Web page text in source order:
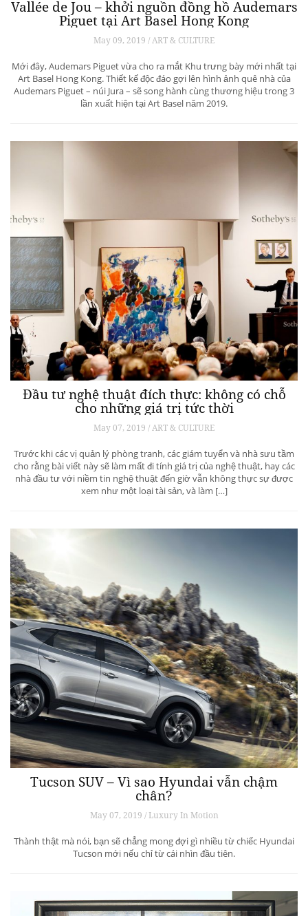
Vallée de Jou – khởi nguồn đồng hồ Audemars
Piguet tại Art Basel Hong Kong
May 09, 2019 / ART & CULTURE
Mới đây, Audemars Piguet vừa cho ra mắt Khu trưng bày mới nhất tại
Art Basel Hong Kong. Thiết kế độc đáo gợi lên hình ảnh quê nhà của
Audemars Piguet – núi Jura – sẽ song hành cùng thương hiệu trong 3
lần xuất hiện tại Art Basel năm 2019.
Đầu tư nghệ thuật đích thực: không có chỗ
cho những giá trị tức thời
May 07, 2019 / ART & CULTURE
Trước khi các vị quản lý phòng tranh, các giám tuyển và nhà sưu tầm
cho rằng bài viết này sẽ làm mất đi tính giá trị của nghệ thuật, hay các
nhà đầu tư với niềm tin nghệ thuật đến giờ vẫn không thực sự được
xem như một loại tài sản, và làm […]
Tucson SUV – Vì sao Hyundai vẫn chậm
chân?
May 07, 2019 / Luxury In Motion
Thành thật mà nói, bạn sẽ chẳng mong đợi gì nhiều từ chiếc Hyundai
Tucson mới nếu chỉ từ cái nhìn đầu tiên.